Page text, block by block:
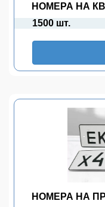
НОМЕРА НА
1500 шт.
НОМЕРА НА